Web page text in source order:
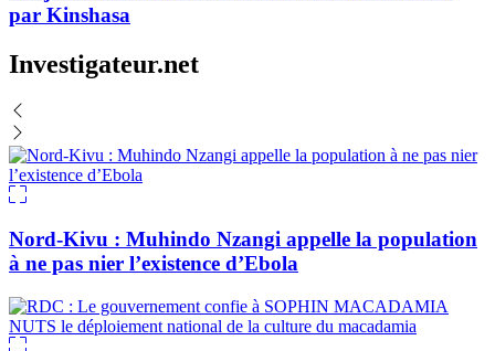
par Kinshasa
Investigateur.net
Nord-Kivu : Muhindo Nzangi appelle la population
à ne pas nier l’existence d’Ebola